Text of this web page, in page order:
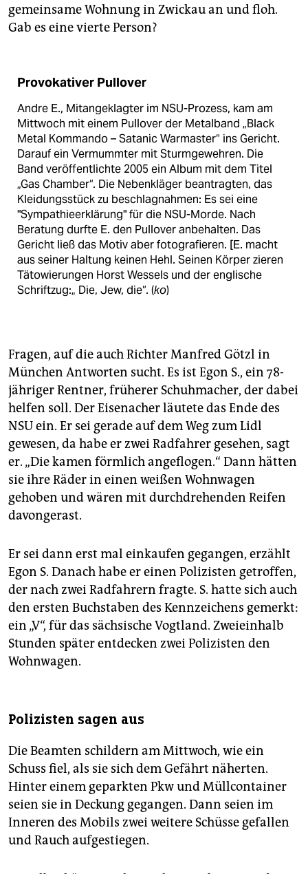
gemeinsame Wohnung in Zwickau an und floh.
Gab es eine vierte Person?
Provokativer Pullover
Andre E., Mitangeklagter im NSU-Prozess, kam am
Mittwoch mit einem Pullover der Metalband „Black
Metal Kommando – Satanic Warmaster“ ins Gericht.
Darauf ein Vermummter mit Sturmgewehren. Die
Band veröffentlichte 2005 ein Album mit dem Titel
„Gas Chamber“. Die Nebenkläger beantragten, das
Kleidungsstück zu beschlagnahmen: Es sei eine
"Sympathieerklärung" für die NSU-Morde. Nach
Beratung durfte E. den Pullover anbehalten. Das
Gericht ließ das Motiv aber fotografieren. [E. macht
aus seiner Haltung keinen Hehl. Seinen Körper zieren
Tätowierungen Horst Wessels und der englische
Schriftzug:„ Die, Jew, die“. (ko)
Fragen, auf die auch Richter Manfred Götzl in
München Antworten sucht. Es ist Egon S., ein 78-
jähriger Rentner, früherer Schuhmacher, der dabei
helfen soll. Der Eisenacher läutete das Ende des
NSU ein. Er sei gerade auf dem Weg zum Lidl
gewesen, da habe er zwei Radfahrer gesehen, sagt
er. „Die kamen förmlich angeflogen.“ Dann hätten
sie ihre Räder in einen weißen Wohnwagen
gehoben und wären mit durchdrehenden Reifen
davongerast.
Er sei dann erst mal einkaufen gegangen, erzählt
Egon S. Danach habe er einen Polizisten getroffen,
der nach zwei Radfahrern fragte. S. hatte sich auch
den ersten Buchstaben des Kennzeichens gemerkt:
ein „V“, für das sächsische Vogtland. Zweieinhalb
Stunden später entdecken zwei Polizisten den
Wohnwagen.
Polizisten sagen aus
Die Beamten schildern am Mittwoch, wie ein
Schuss fiel, als sie sich dem Gefährt näherten.
Hinter einem geparkten Pkw und Müllcontainer
seien sie in Deckung gegangen. Dann seien im
Inneren des Mobils zwei weitere Schüsse gefallen
und Rauch aufgestiegen.